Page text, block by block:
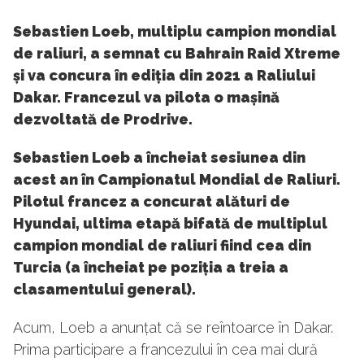
Sebastien Loeb, multiplu campion mondial
de raliuri, a semnat cu Bahrain Raid Xtreme
și va concura în ediția din 2021 a Raliului
Dakar. Francezul va pilota o mașină
dezvoltată de Prodrive.
Sebastien Loeb a încheiat sesiunea din
acest an în Campionatul Mondial de Raliuri.
Pilotul francez a concurat alături de
Hyundai, ultima etapă bifată de multiplul
campion mondial de raliuri fiind cea din
Turcia (a încheiat pe poziția a treia a
clasamentului general).
Acum, Loeb a anunțat că se reîntoarce în Dakar.
Prima participare a francezului în cea mai dură